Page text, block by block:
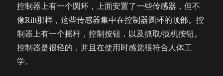
控制器上有一个圆环，上面安置了一些传感器，但不
像Rift那样，这些传感器集中在控制器圆环的顶部。控
制器上有一个摇杆，控制按钮，以及抓取/扳机按钮。
控制器是很轻的，并且在使用时感觉很符合人体工
学。